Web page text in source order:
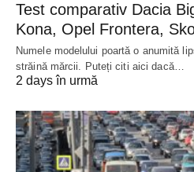
Test comparativ Dacia
Kona, Opel Frontera,
Numele modelului poartă o anumită
străină mărcii. Puteți citi aici dacă…
2 days în urmă